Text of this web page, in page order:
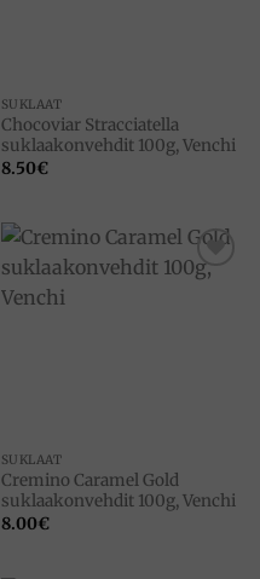
SUKLAAT
Chocoviar Stracciatella
suklaakonvehdit 100g, Venchi
8.50€
Add to
SUKLAAT
Cremino Caramel Gold
suklaakonvehdit 100g, Venchi
8.00€